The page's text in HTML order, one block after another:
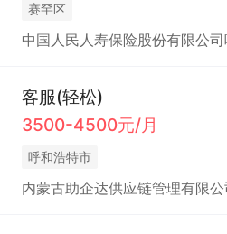
赛罕区
中国人民人寿保险股份有限公
客服(轻松)
3500-4500元/月
呼和浩特市
内蒙古助企达供应链管理有限公